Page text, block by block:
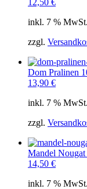
12,50 €
inkl. 7 % MwSt.
zzgl.
Dom Pralinen
13,90 €
inkl. 7 % MwSt.
zzgl.
Mandel
14,50 €
inkl. 7 % MwSt.